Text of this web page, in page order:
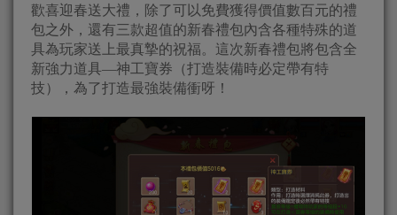
歡喜迎春送大禮，除了可以免費獲得價值數百元的禮
包之外，還有三款超值的新春禮包內含各種特殊的道
具為玩家送上最真摯的祝福。這次新春禮包將包含全
新強力道具—神工寶券（打造裝備時必定帶有特
技），為了打造最強裝備衝呀！